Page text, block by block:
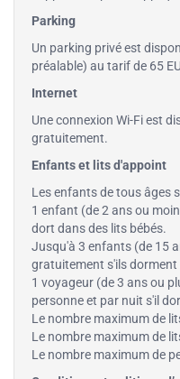
Parking
Un parking privé est
préalable) au tarif de 65
Internet
Une connexion Wi-Fi est
gratuitement.
Enfants et lits d'appoint
Les enfants de tous âges
1 enfant (de 2 ans ou
dort dans des lits bébés.
Jusqu'à 3 enfants (de 15
gratuitement s'ils
1 voyageur (de 3 ans ou
personne et par nuit s'il
Le nombre maximum de
Le nombre maximum de
Le nombre maximum de